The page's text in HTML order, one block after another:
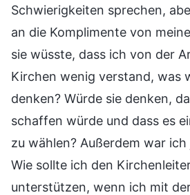
Schwierigkeiten sprechen,
an die Komplimente von
sie wüsste, dass ich von der
Kirchen wenig verstand, was
denken? Würde sie denken,
schaffen würde und dass es
zu wählen? Außerdem war
Wie sollte ich den
unterstützen, wenn ich mit